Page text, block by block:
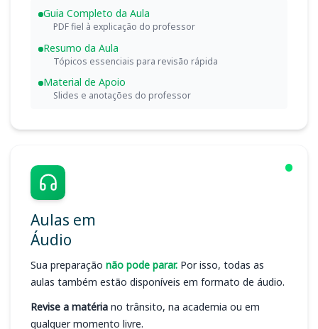
Guia Completo da Aula
PDF fiel à explicação do professor
Resumo da Aula
Tópicos essenciais para revisão rápida
Material de Apoio
Slides e anotações do professor
Aulas em
Áudio
Sua preparação não pode parar. Por isso, todas as
aulas também estão disponíveis em formato de áudio.
Revise a matéria no trânsito, na academia ou em
qualquer momento livre.